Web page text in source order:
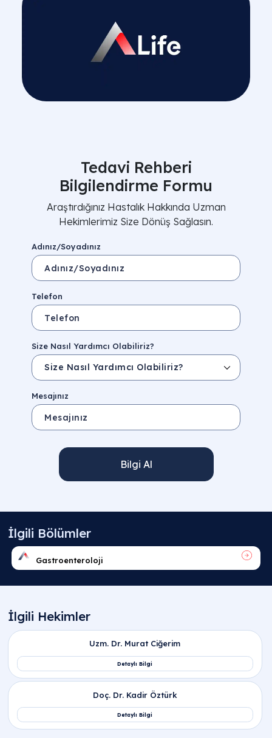
Tedavi Rehberi
Bilgilendirme Formu
Araştırdığınız Hastalık Hakkında Uzman
Hekimlerimiz Size Dönüş Sağlasın.
Adınız/Soyadınız
Telefon
Size Nasıl Yardımcı Olabiliriz?
Mesajınız
Bilgi Al